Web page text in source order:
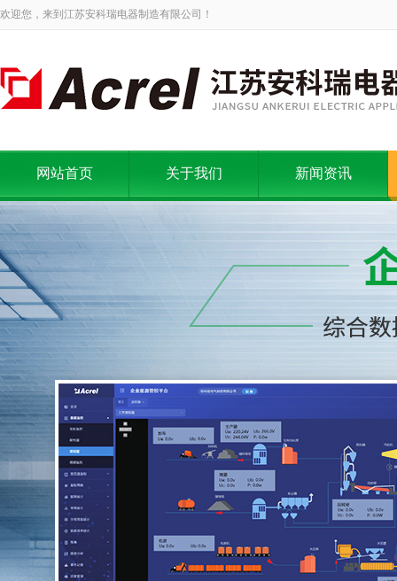
欢迎您，来到江苏安科瑞电器制造有限公司！
网站首页 关于我们 新闻资讯